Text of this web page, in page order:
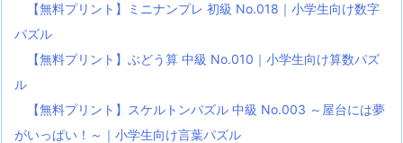
【無料プリント】ミニナンプレ 初級 No.018｜小学生向け数字
パズル
【無料プリント】ぶどう算 中級 No.010｜小学生向け算数パズ
ル
【無料プリント】スケルトンパズル 中級 No.003 ～屋台には夢
がいっぱい！～｜小学生向け言葉パズル